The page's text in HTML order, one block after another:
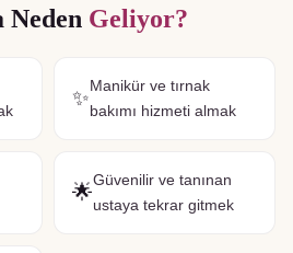
Geliyor?
✨
Manikür ve tırnak
bakımı hizmeti almak
🌟
Güvenilir ve tanınan
ustaya tekrar gitmek